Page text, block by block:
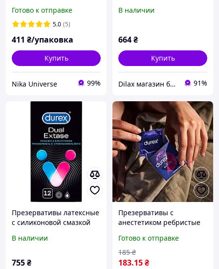
Готово к отправке
5.0 (5)
411 ₴/упаковка
Купить
Nika Universe 99%
рельефные с
В наличии
664₴
Купить
Dilax магазин брендовых детских игрушек и товаров для родителей. 91%
Презервативы латексные
с силиконовой смазкой
(675287)
В наличии
755₴
Презервативы с
анестетиком ребристые
упаковка
Готово к отправке
183.15₴
185 ₴